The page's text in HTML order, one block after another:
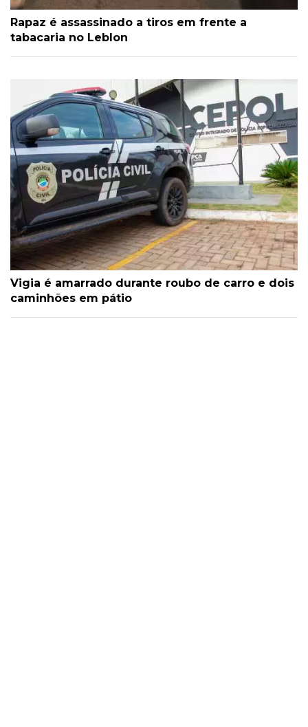
Rapaz é assassinado a tiros em frente a
tabacaria no Leblon
Vigia é amarrado durante roubo de carro e dois
caminhões em pátio